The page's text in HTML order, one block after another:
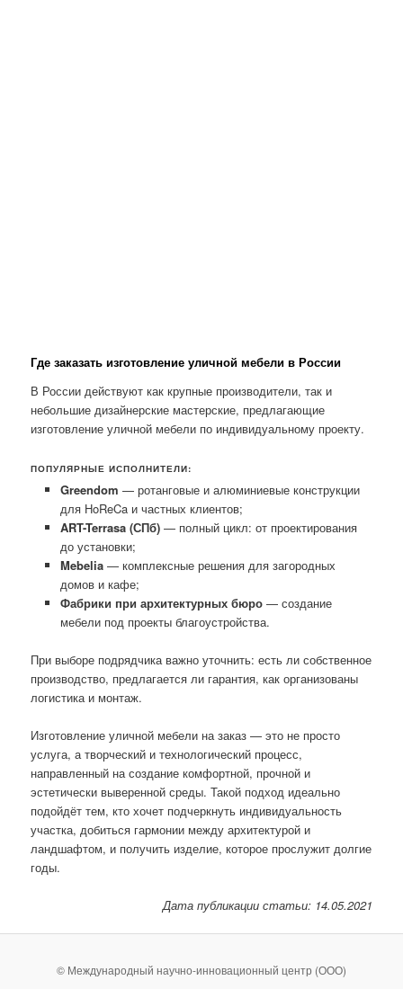
Где заказать изготовление уличной мебели в России
В России действуют как крупные производители, так и
небольшие дизайнерские мастерские, предлагающие
изготовление уличной мебели по индивидуальному проекту.
ПОПУЛЯРНЫЕ ИСПОЛНИТЕЛИ:
Greendom — ротанговые и алюминиевые конструкции
для HoReCa и частных клиентов;
ART-Terrasa (СПб)— полный цикл: от проектирования
до установки;
Mebelia— комплексные решения для загородных
домов и кафе;
Фабрики при архитектурных бюро— создание
мебели под проекты благоустройства.
При выборе подрядчика важно уточнить: есть ли собственное
производство, предлагается ли гарантия, как организованы
логистика и монтаж.
Изготовление уличной мебели на заказ — это не просто
услуга, а творческий и технологический процесс,
направленный на создание комфортной, прочной и
эстетически выверенной среды. Такой подход идеально
подойдёт тем, кто хочет подчеркнуть индивидуальность
участка, добиться гармонии между архитектурой и
ландшафтом, и получить изделие, которое прослужит долгие
годы.
Дата публикации статьи: 14.05.2021
© Международный научно-инновационный центр (ООО)